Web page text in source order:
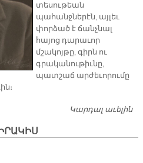
տեսութեան
պահանջներէն, այլեւ
փորձած է ճանչնալ
հայոց դարաւոր
մշակոյթը, գիրն ու
գրականութիւնը,
պատշաճ արժեւորումը
Կարդալ աւելին